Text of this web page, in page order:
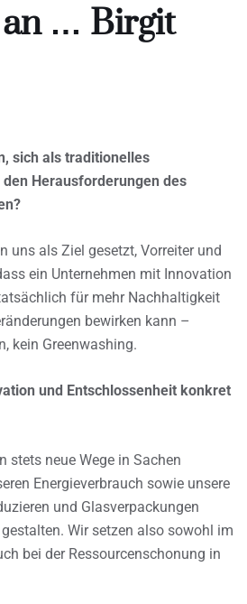
an … Birgit
sich als traditionelles
Herausforderungen des
uns als Ziel gesetzt, Vorreiter und
ein Unternehmen mit Innovation
für mehr Nachhaltigkeit
bewirken kann –
kein Greenwashing.
und Entschlossenheit konkret
stets neue Wege in Sachen
Energieverbrauch sowie unsere
und Glasverpackungen
Wir setzen also sowohl im
bei der Ressourcenschonung in